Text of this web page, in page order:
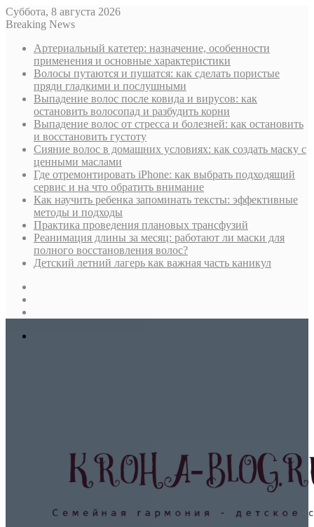
Суббота, 8 августа 2026
Breaking News
Артериальный катетер: назначение, особенности
применения и основные характеристики
Волосы путаются и пушатся: как сделать пористые
пряди гладкими и послушными
Выпадение волос после ковида и вирусов: как
остановить волосопад и разбудить корни
Выпадение волос от стресса и болезней: как остановить
и восстановить густоту
Сияние волос в домашних условиях: как создать маску с
ценными маслами
Где отремонтировать iPhone: как выбрать подходящий
сервис и на что обратить внимание
Как научить ребенка запоминать тексты: эффективные
методы и подходы
Практика проведения плановых трансфузий
Реанимация длины за месяц: работают ли маски для
полного восстановления волос?
Детский летний лагерь как важная часть каникул